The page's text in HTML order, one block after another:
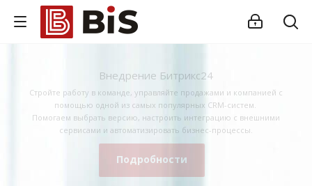
Внедрение Битрикс24
Стройте работу в команде, управляйте продажами и компанией с
помощью одной из самых популярных CRM-систем.
Помогаем выбрать версию, настроить интеграцию с внешними
сервисами и автоматизировать бизнес-процессы.
Подробности